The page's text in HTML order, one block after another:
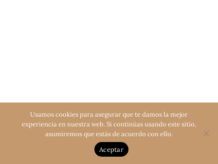
Usamos cookies para asegurar que te damos la mejor
experiencia en nuestra web. Si continúas usando este sitio,
asumiremos que estás de acuerdo con ello.
Aceptar